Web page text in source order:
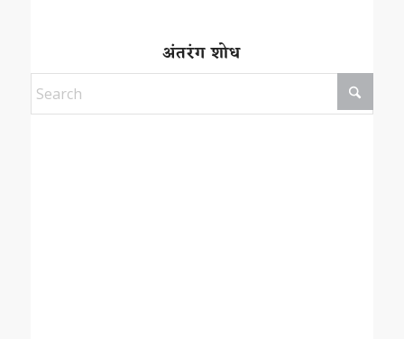
अंतरंग शोध